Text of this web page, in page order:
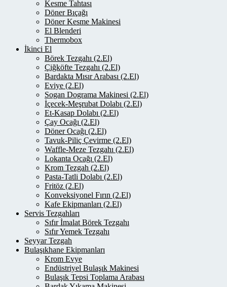
Kesme Tahtası
Döner Bıçağı
Döner Kesme Makinesi
El Blenderi
Thermobox
İkinci El
Börek Tezgahı (2.El)
Çiğköfte Tezgahı (2.El)
Bardakta Mısır Arabası (2.El)
Eviye (2.El)
Sogan Dograma Makinesi (2.El)
İçecek-Meşrubat Dolabı (2.El)
Et-Kasap Dolabı (2.El)
Çay Ocağı (2.El)
Döner Ocağı (2.El)
Tavuk-Piliç Çevirme (2.El)
Waffle-Meze Tezgahı (2.El)
Lokanta Ocağı (2.El)
Krom Tezgah (2.El)
Pasta-Tatli Dolabı (2.El)
Fritöz (2.El)
Konveksiyonel Fırın (2.El)
Kafe Ekipmanları (2.El)
Servis Tezgahları
Sıfır İmalat Börek Tezgahı
Sıfır Yemek Tezgahı
Seyyar Tezgah
Bulaşıkhane Ekipmanları
Krom Evye
Endüstriyel Bulaşık Makinesi
Bulaşık Tepsi Toplama Arabası